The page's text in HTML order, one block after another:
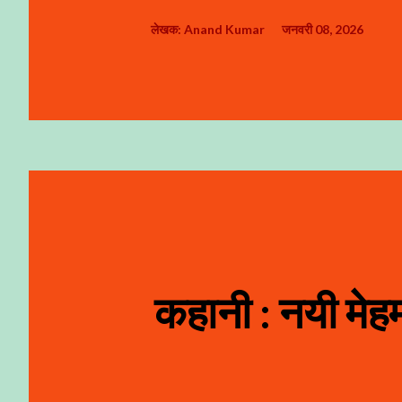
लेखक: Anand Kumar जनवरी 08, 2026
कहानी : नयी